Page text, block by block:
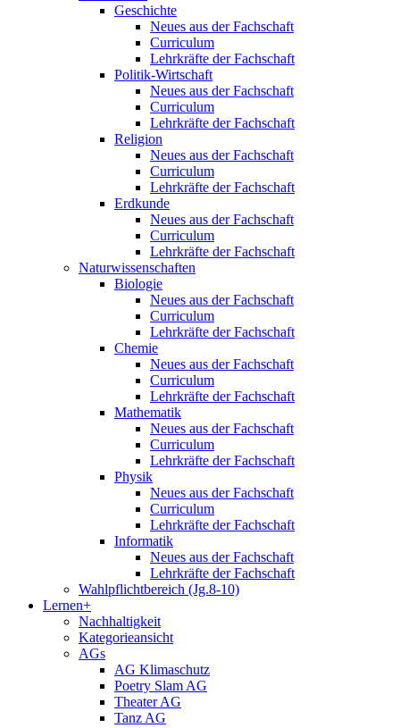
Geschichte
Neues aus der Fachschaft
Curriculum
Lehrkräfte der Fachschaft
Politik-Wirtschaft
Neues aus der Fachschaft
Curriculum
Lehrkräfte der Fachschaft
Religion
Neues aus der Fachschaft
Curriculum
Lehrkräfte der Fachschaft
Erdkunde
Neues aus der Fachschaft
Curriculum
Lehrkräfte der Fachschaft
Naturwissenschaften
Biologie
Neues aus der Fachschaft
Curriculum
Lehrkräfte der Fachschaft
Chemie
Neues aus der Fachschaft
Curriculum
Lehrkräfte der Fachschaft
Mathematik
Neues aus der Fachschaft
Curriculum
Lehrkräfte der Fachschaft
Physik
Neues aus der Fachschaft
Curriculum
Lehrkräfte der Fachschaft
Informatik
Neues aus der Fachschaft
Lehrkräfte der Fachschaft
Wahlpflichtbereich (Jg.8-10)
Lernen+
Nachhaltigkeit
Kategorieansicht
AGs
AG Klimaschutz
Poetry Slam AG
Theater AG
Tanz AG